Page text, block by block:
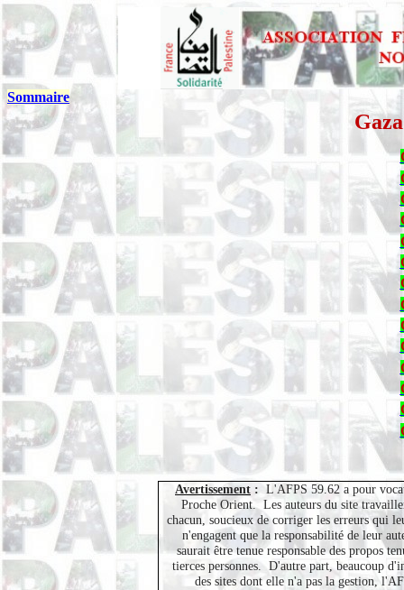
Sommaire
Avertissement : L'AFPS 59.62 a pour
Proche Orient. Les auteurs du site
chacun, soucieux de corriger les erreurs qui
n'engagent que la responsabilité de leur
saurait être tenue responsable des propos
tierces personnes. D'autre part, beaucoup
des sites dont elle n'a pas la gestion,